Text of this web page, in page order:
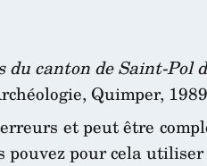
du canton de Saint-Pol
Quimper,
et peut être
pour cela